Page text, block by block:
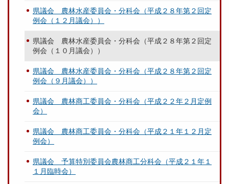
県議会 農林水産委員会・分科会（平成２８年第２回定
例会（１２月議会））
県議会 農林水産委員会・分科会（平成２８年第２回定
例会（１０月議会））
県議会 農林水産委員会・分科会（平成２８年第２回定
例会（９月議会））
県議会 農林商工委員会・分科会（平成２２年２月定例
会）
県議会 農林商工委員会・分科会（平成２１年１２月定
例会）
県議会 予算特別委員会農林商工分科会（平成２１年１
１月臨時会）